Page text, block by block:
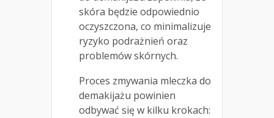
skóra będzie odpowiednio
oczyszczona, co minimalizuje
ryzyko podrażnień oraz
problemów skórnych.
Proces zmywania mleczka do
demakijażu powinien
odbywać się w kilku krokach: